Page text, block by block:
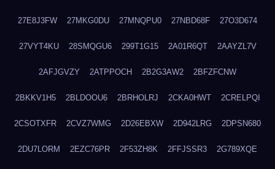
27E8J3FW 27MKG0DU 27MNQPU0 27NBD68F 27O3D674
27VYT4KU 28SMQGU6 299T1G15 2A01R6QT 2AAYZL7V
2AFJGVZY 2ATPPOCH 2B2G3AW2 2BFZFCNW
2BKKV1H5 2BLDOOU6 2BRHOLRJ 2CKA0HWT 2CRELPQI
2CSOTXFR 2CVZ7WMG 2D26EBXW 2D942LRG 2DPSN680
2DU7LORM 2EZC76PR 2F53ZH8K 2FFJSSR3 2G789XQE